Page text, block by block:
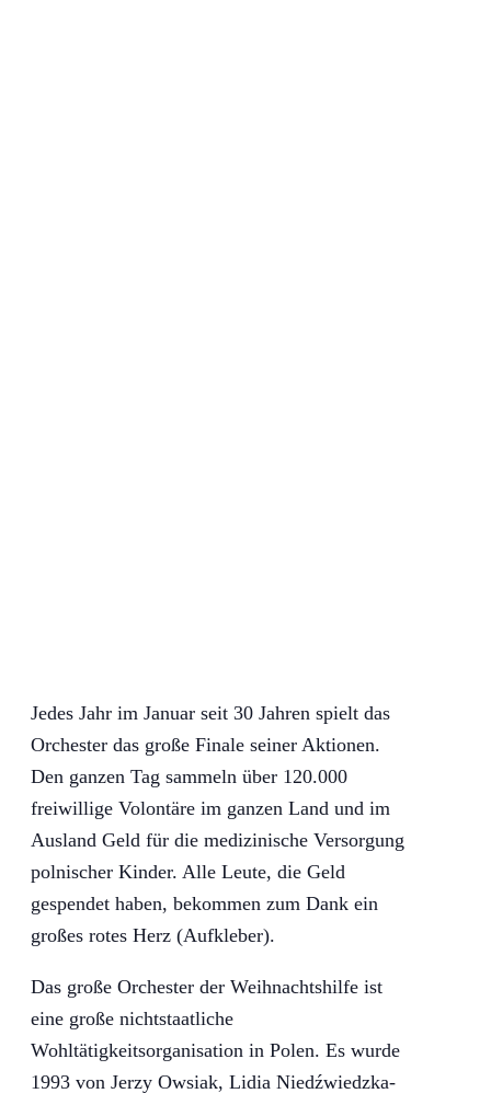
Jedes Jahr im Januar seit 30 Jahren spielt das
Orchester das große Finale seiner Aktionen.
Den ganzen Tag sammeln über 120.000
freiwillige Volontäre im ganzen Land und im
Ausland Geld für die medizinische Versorgung
polnischer Kinder. Alle Leute, die Geld
gespendet haben, bekommen zum Dank ein
großes rotes Herz (Aufkleber).
Das große Orchester der Weihnachtshilfe ist
eine große nichtstaatliche
Wohltätigkeitsorganisation in Polen. Es wurde
1993 von Jerzy Owsiak, Lidia Niedźwiedzka-